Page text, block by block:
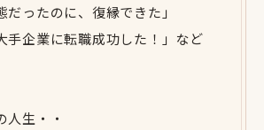
だったのに、復縁できた」
手企業に転職成功した！」など
人生・・